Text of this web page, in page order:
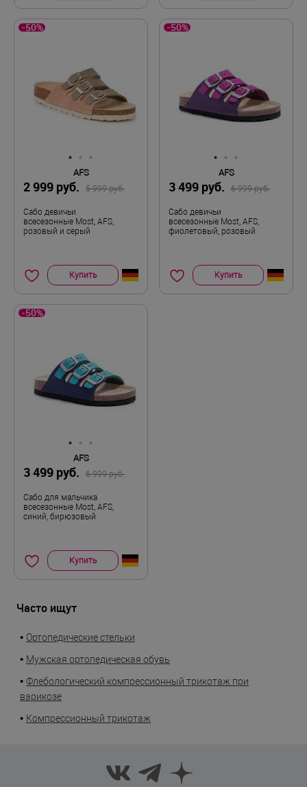
-50%
AFS
2 999 руб. 5 999 руб.
Сабо девичьи
всесезонные Most, AFS,
розовый и серый
Купить
-50%
AFS
3 499 руб. 6 999 руб.
Сабо девичьи
всесезонные Most, AFS,
фиолетовый, розовый
Купить
-50%
AFS
3 499 руб. 6 999 руб.
Сабо для мальчика
всесезонные Most, AFS,
синий, бирюзовый
Купить
Часто ищут
• Ортопедические стельки
• Мужская ортопедическая обувь
• Флебологический компрессионный трикотаж при
варикозе
• Компрессионный трикотаж